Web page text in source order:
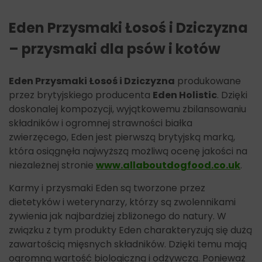
Eden Przysmaki Łosoś i Dziczyzna
– przysmaki dla psów i kotów
Eden Przysmaki Łosoś i Dziczyzna produkowane
przez brytyjskiego producenta Eden Holistic. Dzięki
doskonalej kompozycji, wyjątkowemu zbilansowaniu
składników i ogromnej strawności białka
zwierzęcego, Eden jest pierwszą brytyjską marką,
która osiągnęła najwyższą możliwą ocenę jakości na
niezależnej stronie www.allaboutdogfood.co.uk.
Karmy i przysmaki Eden są tworzone przez
dietetyków i weterynarzy, którzy są zwolennikami
żywienia jak najbardziej zbliżonego do natury. W
związku z tym produkty Eden charakteryzują się dużą
zawartością mięsnych składników. Dzięki temu mają
ogromną wartość biologiczną i odżywczą. Ponieważ